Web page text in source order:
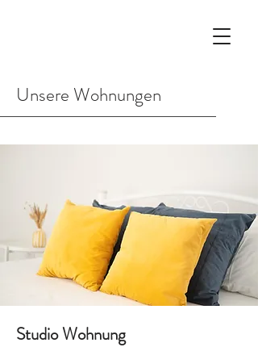
Unsere Wohnungen
Studio Wohnung